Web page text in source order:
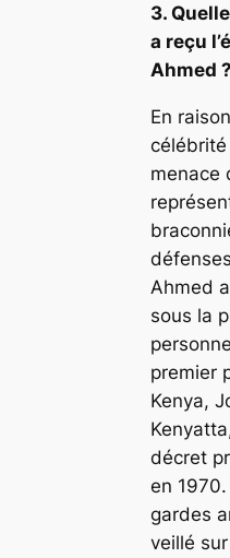
3.
a reçu
Ahmed ?
En
menace
Ahmed
sous la
premier
Kenya,
décret
en
gardes
veillé